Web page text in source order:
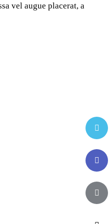
vel augue placerat, a